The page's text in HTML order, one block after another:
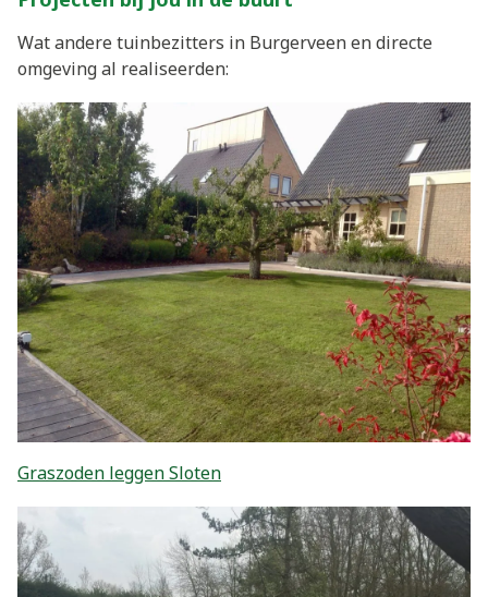
Wat andere tuinbezitters in Burgerveen en directe
omgeving al realiseerden:
Graszoden leggen Sloten